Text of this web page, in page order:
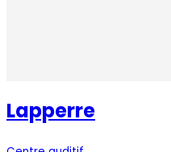
Lapperre